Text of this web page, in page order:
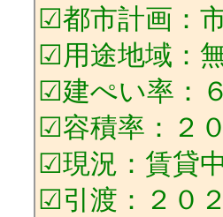
☑都市計画：
☑用途地域：
☑建ぺい率：
☑容積率：２
☑現況：賃貸中
☑引渡：２０